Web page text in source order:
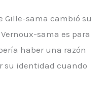
Gille-sama cambió su
sama es para
haber una razón
su identidad cuando